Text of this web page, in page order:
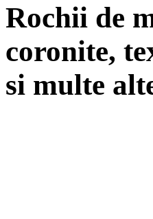
Rochii de
coronite,
si multe